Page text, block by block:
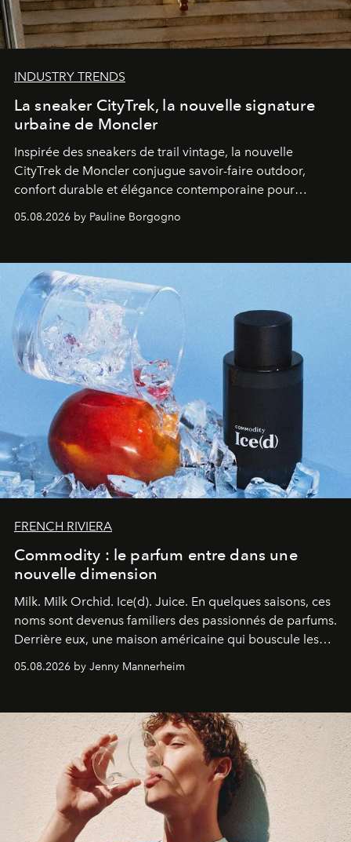
INDUSTRY TRENDS
La sneaker CityTrek, la nouvelle signature
urbaine de Moncler
Inspirée des sneakers de trail vintage, la nouvelle
CityTrek de Moncler conjugue savoir-faire outdoor,
confort durable et élégance contemporaine pour
accompagner les explorations du quotidien.
05.08.2026 by Pauline Borgogno
FRENCH RIVIERA
Commodity : le parfum entre dans une
nouvelle dimension
Milk. Milk Orchid. Ice(d). Juice. En quelques saisons, ces
noms sont devenus familiers des passionnés de parfums.
Derrière eux, une maison américaine qui bouscule les
codes de la parfumerie contemporaine en proposant
une approche aussi intuitive que personnelle :
05.08.2026 by Jenny Mannerheim